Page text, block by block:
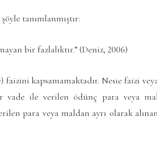
tanımlanmıştır:
bir fazlalıktır.” (Deniz, 2006)
kapsamamaktadır. Nesie faizi
vade ile verilen ödünç para veya
para veya maldan ayrı olarak